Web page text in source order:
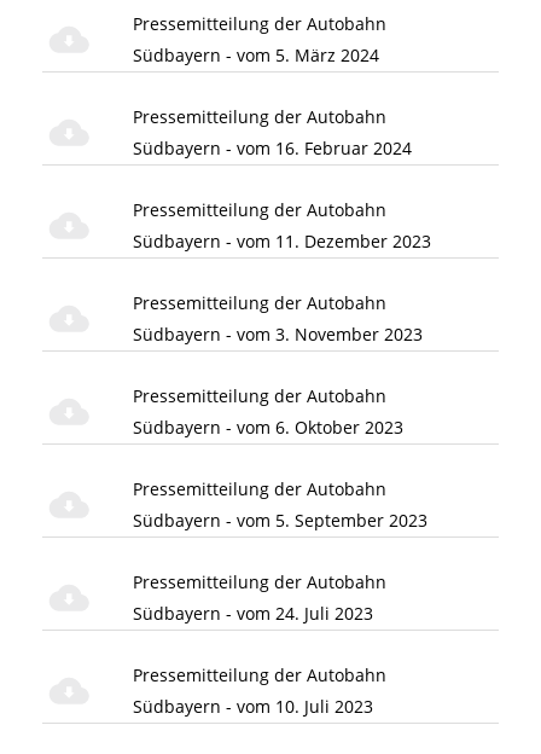
Pressemitteilung der Autobahn
Südbayern - vom 5. März 2024
Pressemitteilung der Autobahn
Südbayern - vom 16. Februar 2024
Pressemitteilung der Autobahn
Südbayern - vom 11. Dezember 2023
Pressemitteilung der Autobahn
Südbayern - vom 3. November 2023
Pressemitteilung der Autobahn
Südbayern - vom 6. Oktober 2023
Pressemitteilung der Autobahn
Südbayern - vom 5. September 2023
Pressemitteilung der Autobahn
Südbayern - vom 24. Juli 2023
Pressemitteilung der Autobahn
Südbayern - vom 10. Juli 2023